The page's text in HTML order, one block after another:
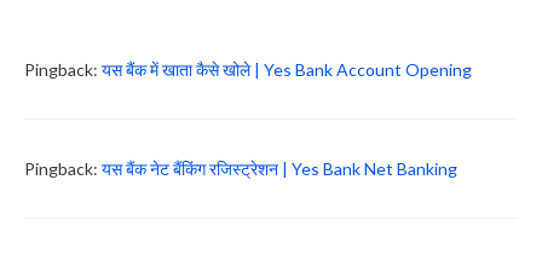
Pingback: यस बैंक में खाता कैसे खोले | Yes Bank Account Opening
Pingback: यस बैंक नेट बैंकिंग रजिस्ट्रेशन | Yes Bank Net Banking